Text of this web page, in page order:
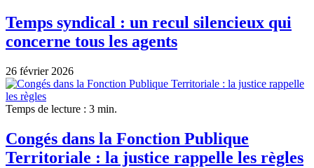
Temps syndical : un recul silencieux qui
concerne tous les agents
26 février 2026
Temps de lecture : 3 min.
Congés dans la Fonction Publique
Territoriale : la justice rappelle les règles